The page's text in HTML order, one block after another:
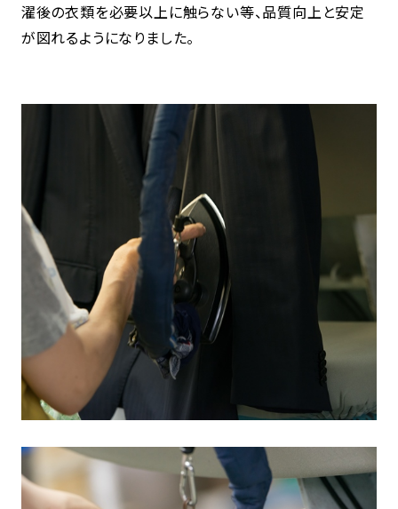
濯後の衣類を必要以上に触らない等、品質向上と安定
が図れるようになりました。